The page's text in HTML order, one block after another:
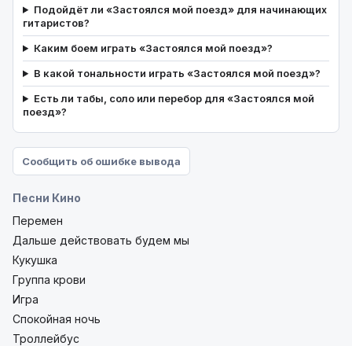
Песни Кино
Перемен
Дальше действовать будем мы
Кукушка
Группа крови
Игра
Спокойная ночь
Троллейбус
Сообщить об ошибке вывода
Подойдёт ли «Застоялся мой поезд» для начинающих
гитаристов?
Каким боем играть «Застоялся мой поезд»?
В какой тональности играть «Застоялся мой поезд»?
Есть ли табы, соло или перебор для «Застоялся мой
поезд»?